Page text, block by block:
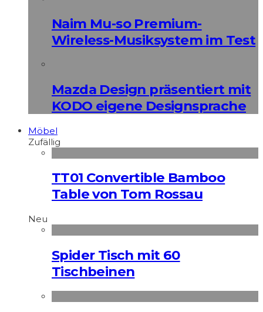
Naim Mu-so Premium-
Wireless-Musiksystem im Test
Mazda Design präsentiert mit
KODO eigene Designsprache
Möbel
Zufällig
TT01 Convertible Bamboo
Table von Tom Rossau
Neu
Spider Tisch mit 60
Tischbeinen